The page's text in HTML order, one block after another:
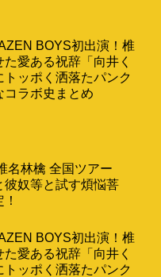
BOYS初出演！椎
愛ある祝辞「向井く
トッポく洒落たパンク
コラボ史まとめ
名林檎 全国ツアー
彼奴等と試す煩悩菩
BOYS初出演！椎
愛ある祝辞「向井く
トッポく洒落たパンク